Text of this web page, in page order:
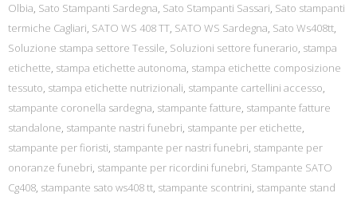
Olbia, Sato Stampanti Sardegna, Sato Stampanti Sassari, Sato stampanti
termiche Cagliari, SATO WS 408 TT, SATO WS Sardegna, Sato Ws408tt,
Soluzione stampa settore Tessile, Soluzioni settore funerario, stampa
etichette, stampa etichette autonoma, stampa etichette composizione
tessuto, stampa etichette nutrizionali, stampante cartellini accesso,
stampante coronella sardegna, stampante fatture, stampante fatture
standalone, stampante nastri funebri, stampante per etichette,
stampante per fioristi, stampante per nastri funebri, stampante per
onoranze funebri, stampante per ricordini funebri, Stampante SATO
Cg408, stampante sato ws408 tt, stampante scontrini, stampante stand